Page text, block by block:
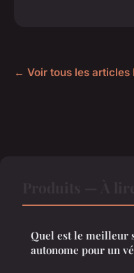
← Voir tous les articles
Quel est le meilleur
autonome pour un